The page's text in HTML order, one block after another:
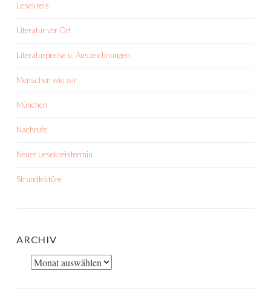
Lesekreis
Literatur vor Ort
Literaturpreise u. Auszeichnungen
Menschen wie wir
München
Nachrufe
Neuer Lesekreistermin
Strandlektüre
ARCHIV
Archiv